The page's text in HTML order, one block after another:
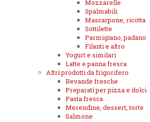
Mozzarelle
Spalmabili
Mascarpone, ricotta
Sottilette
Parmigiano, padano
Filanti e altro
Yogurt e similari
Latte e panna fresca
Altri prodotti da frigorifero
Bevande fresche
Preparati per pizza e dolci
Pasta fresca
Merendine, dessert, torte
Salmone